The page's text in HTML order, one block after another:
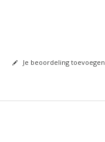
Je beoordeling toevoegen